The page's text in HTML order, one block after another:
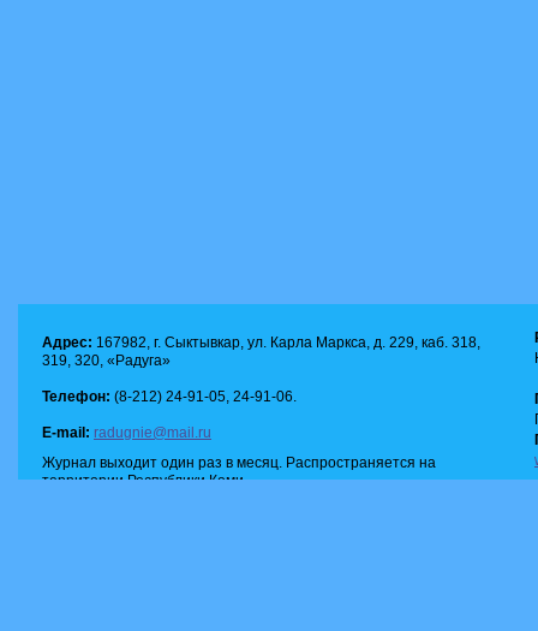
Адрес: 167982, г. Сыктывкар, ул. Карла Маркса, д. 229, каб. 318,
319, 320, «Радуга»
Телефон: (8-212) 24-91-05, 24-91-06.
E-mail: radugnie@mail.ru
Журнал выходит один раз в месяц. Распространяется на
территории Республики Коми.